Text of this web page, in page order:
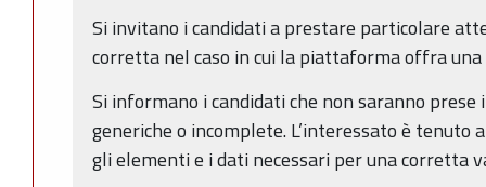
Si invitano i candidati a prestare particolare
corretta nel caso in cui la piattaforma offra
Si informano i candidati che non saranno
generiche o incomplete. L’interessato è
gli elementi e i dati necessari per una corretta